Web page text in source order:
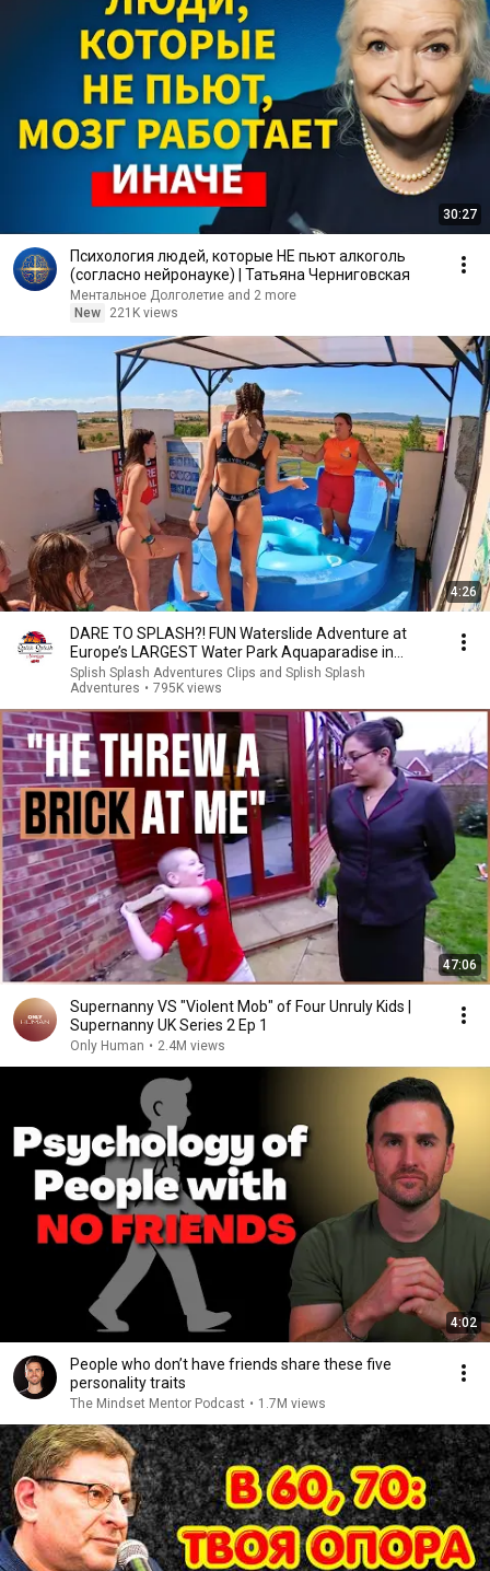
30:27
Психология людей, которые НЕ пьют алкоголь
(согласно нейронауке) | Татьяна Черниговская
Ментальное Долголетие and 2 more
New
221K views
4:26
DARE TO SPLASH?! FUN Waterslide Adventure at
Europe’s LARGEST Water Park Aquaparadise in
Nessebar
Splish Splash Adventures Clips and Splish Splash
Adventures • 795K views
47:06
Supernanny VS "Violent Mob" of Four Unruly Kids |
Supernanny UK Series 2 Ep 1
Only Human • 2.4M views
4:02
People who don’t have friends share these five
personality traits
The Mindset Mentor Podcast • 1.7M views